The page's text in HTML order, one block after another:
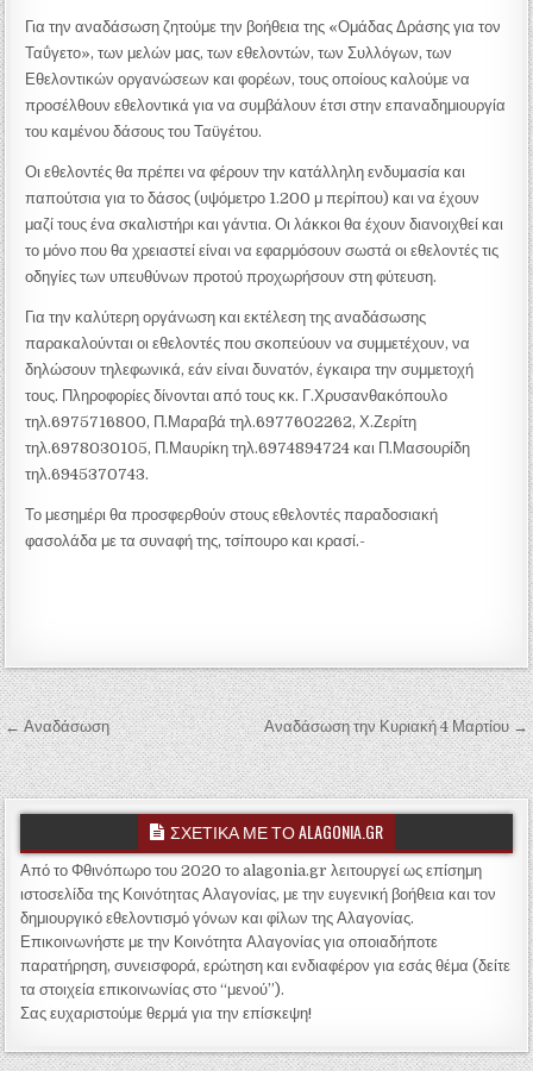
Για την αναδάσωση ζητούμε την βοήθεια της «Ομάδας Δράσης για τον
Ταΰγετο», των μελών μας, των εθελοντών, των Συλλόγων, των
Εθελοντικών οργανώσεων και φορέων, τους οποίους καλούμε να
προσέλθουν εθελοντικά για να συμβάλουν έτσι στην επαναδημιουργία
του καμένου δάσους του Ταϋγέτου.
Οι εθελοντές θα πρέπει να φέρουν την κατάλληλη ενδυμασία και
παπούτσια για το δάσος (υψόμετρο 1.200 μ περίπου) και να έχουν
μαζί τους ένα σκαλιστήρι και γάντια. Οι λάκκοι θα έχουν διανοιχθεί και
το μόνο που θα χρειαστεί είναι να εφαρμόσουν σωστά οι εθελοντές τις
οδηγίες των υπευθύνων προτού προχωρήσουν στη φύτευση.
Για την καλύτερη οργάνωση και εκτέλεση της αναδάσωσης
παρακαλούνται οι εθελοντές που σκοπεύουν να συμμετέχουν, να
δηλώσουν τηλεφωνικά, εάν είναι δυνατόν, έγκαιρα την συμμετοχή
τους. Πληροφορίες δίνονται από τους κκ. Γ.Χρυσανθακόπουλο
τηλ.6975716800, Π.Μαραβά τηλ.6977602262, Χ.Ζερίτη
τηλ.6978030105, Π.Μαυρίκη τηλ.6974894724 και Π.Μασουρίδη
τηλ.6945370743.
Το μεσημέρι θα προσφερθούν στους εθελοντές παραδοσιακή
φασολάδα με τα συναφή της, τσίπουρο και κρασί.-
Πλοήγηση άρθρων
← Αναδάσωση Αναδάσωση την Κυριακή 4 Μαρτίου →
ΣΧΕΤΙΚΑ ΜΕ ΤΟ ALAGONIA.GR
Από το Φθινόπωρο του 2020 το alagonia.gr λειτουργεί ως επίσημη
ιστοσελίδα της Κοινότητας Αλαγονίας, με την ευγενική βοήθεια και τον
δημιουργικό εθελοντισμό γόνων και φίλων της Αλαγονίας.
Επικοινωνήστε με την Κοινότητα Αλαγονίας για οποιαδήποτε
παρατήρηση, συνεισφορά, ερώτηση και ενδιαφέρον για εσάς θέμα (δείτε
τα στοιχεία επικοινωνίας στο “μενού”).
Σας ευχαριστούμε θερμά για την επίσκεψη!